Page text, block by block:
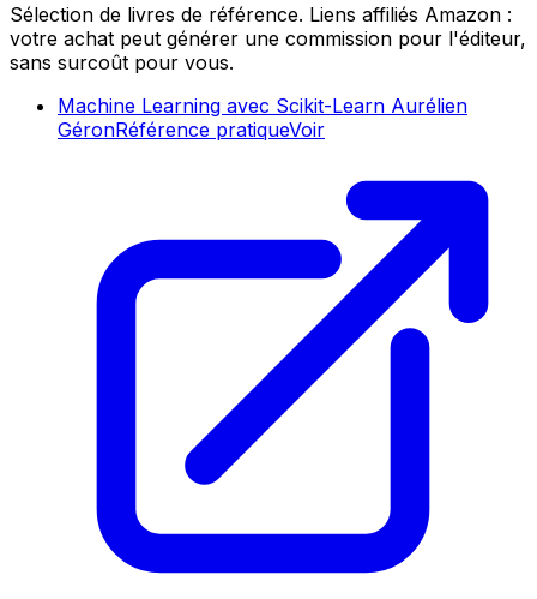
Sélection de livres de référence. Liens affiliés Amazon :
votre achat peut générer une commission pour l'éditeur,
sans surcoût pour vous.
Machine Learning avec Scikit-Learn Aurélien
GéronRéférence pratiqueVoir